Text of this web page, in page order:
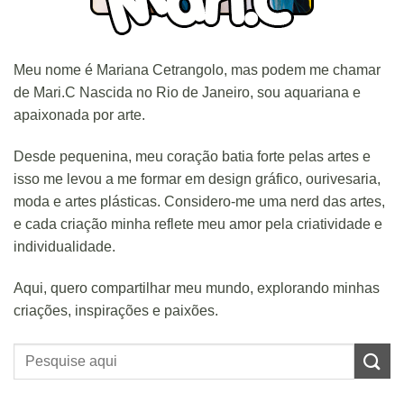
Meu nome é Mariana Cetrangolo, mas podem me chamar
de Mari.C Nascida no Rio de Janeiro, sou aquariana e
apaixonada por arte.
Desde pequenina, meu coração batia forte pelas artes e
isso me levou a me formar em design gráfico, ourivesaria,
moda e artes plásticas. Considero-me uma nerd das artes,
e cada criação minha reflete meu amor pela criatividade e
individualidade.
Aqui, quero compartilhar meu mundo, explorando minhas
criações, inspirações e paixões.